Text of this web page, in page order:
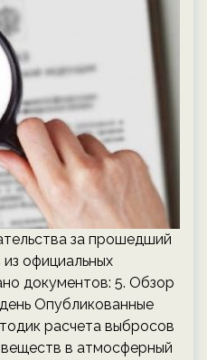
за прошедший
официальных
документов: 5. Обзор
Опубликованные
расчета выбросов
в атмосферный